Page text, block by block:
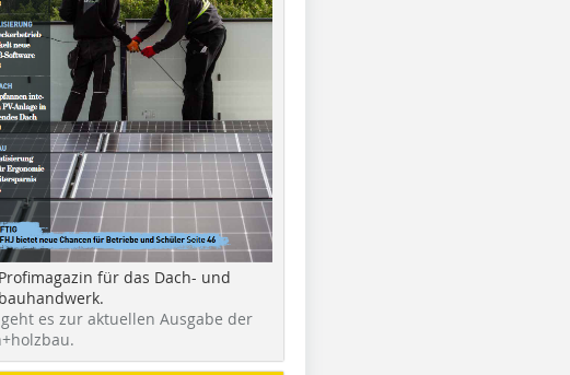
für das Dach- und
es zur aktuellen Ausgabe der